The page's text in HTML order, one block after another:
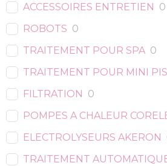
ACCESSOIRES ENTRETIEN 0
ROBOTS 0
TRAITEMENT POUR SPA 0
TRAITEMENT POUR MINI
FILTRATION 0
POMPES A CHALEUR
ELECTROLYSEURS AKERON
TRAITEMENT